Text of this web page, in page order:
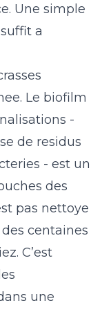
Une simple
a
Le biofilm
-
de residus
- est un
des
pas nettoye
centaines
C’est
une